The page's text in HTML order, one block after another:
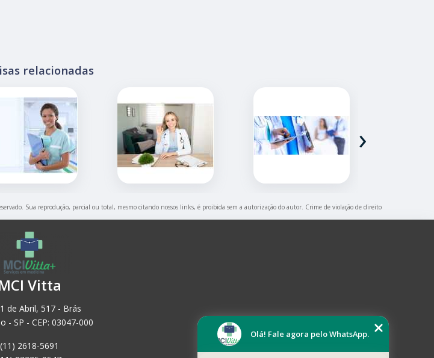
relacionadas
›
Sua reprodução, parcial ou total, mesmo citando nossos links, é proibida sem a autorização do autor. Crime de violação de direito
Vitta
de Abril, 517 - Brás
- SP - CEP: 03047-000
(11) 2618-5691
Olá! Fale agora pelo WhatsApp.